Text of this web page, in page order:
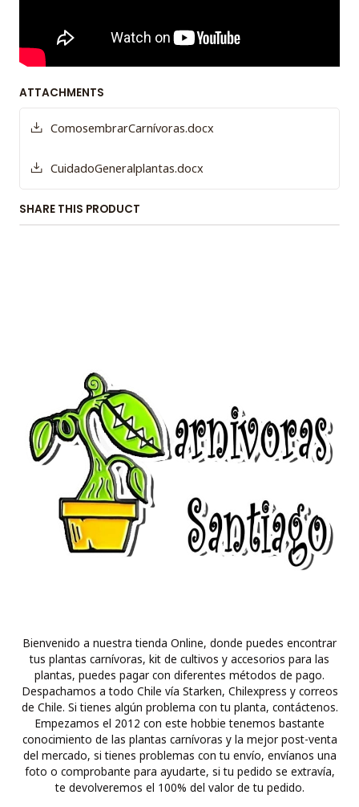
ATTACHMENTS
ComosembrarCarnívoras.docx
CuidadoGeneralplantas.docx
SHARE THIS PRODUCT
Bienvenido a nuestra tienda Online, donde puedes encontrar
tus plantas carnívoras, kit de cultivos y accesorios para las
plantas, puedes pagar con diferentes métodos de pago.
Despachamos a todo Chile vía Starken, Chilexpress y correos
de Chile. Si tienes algún problema con tu planta, contáctenos.
Empezamos el 2012 con este hobbie tenemos bastante
conocimiento de las plantas carnívoras y la mejor post-venta
del mercado, si tienes problemas con tu envío, envíanos una
foto o comprobante para ayudarte, si tu pedido se extravía,
te devolveremos el 100% del valor de tu pedido.